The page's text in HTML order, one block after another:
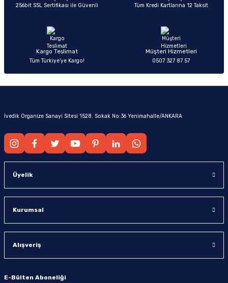
256bit SSL Sertifikası ile Güvenli Tüm Kredi Kartlarına 12 Taksit
Kargo Teslimat
Tüm Türkiye’ye Kargo!
Müşteri Hizmetleri
0507 327 87 57
İvedik Organize Sanayi Sitesi 1528. Sokak No:36 Yenimahalle/ANKARA
Üyelik
Kurumsal
Alışveriş
E-Bülten Aboneliği